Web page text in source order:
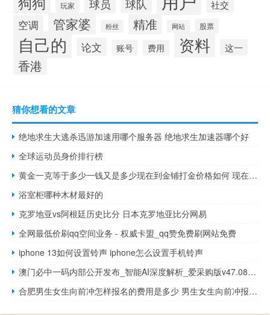
玩家 球员 球队 社交
空调 管家婆 粉丝 精准 网站 股票
自己的 论文 账号 费用 资料 这一
香港
猜你想看的文章
绝地求生大逃杀迅游加速用哪个服务器 绝地求生加速器哪个好
全球运动员身价排行榜
黄金一克等于多少一钱又是多少现在到金铺打金价格如何 现在金子多少钱一克
浴室柜哪种木材最好的
克罗地亚vs阿根廷历史比分 日本克罗地亚比分网易
全网最低价刷qq空间业务 - 权威卡盟_qq赞免费刷网站免费
iphone 13如何设置铃声 iphone怎么设置手机铃声
澳门必中一码内部公开发布_智能AI深度解析_爱采购版v47.08.167
合肥男生女生向前冲怎样报名的费用是多少 男生女生向前冲报名入口